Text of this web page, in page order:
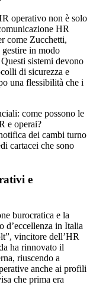
operativo non è solo
HR
come Zucchetti,
in modo
sistemi devono
di sicurezza e
una flessibilità che i
come possono le
e operai?
dei cambi turno
cartacei che sono
e
burocratica e la
d’eccellenza in Italia
vincitore dell’HR
ha rinnovato il
riuscendo a
anche ai profili
che prima era